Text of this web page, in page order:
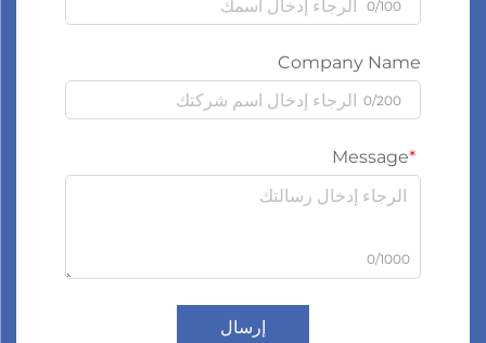
0/100
Company Name
0/200
Message
0/1000
إرسال